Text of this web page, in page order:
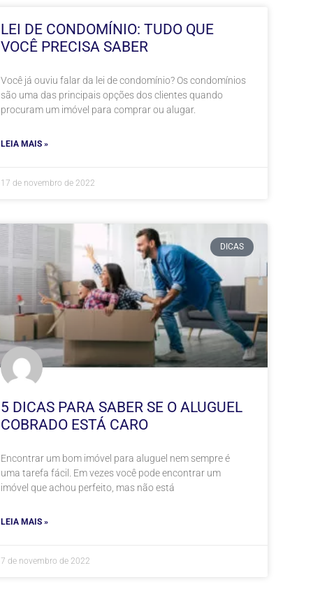
LEI DE CONDOMÍNIO: TUDO QUE
VOCÊ PRECISA SABER
Você já ouviu falar da lei de condomínio? Os condomínios
são uma das principais opções dos clientes quando
procuram um imóvel para comprar ou alugar.
LEIA MAIS »
17 de novembro de 2022
DICAS
5 DICAS PARA SABER SE O ALUGUEL
COBRADO ESTÁ CARO
Encontrar um bom imóvel para aluguel nem sempre é
uma tarefa fácil. Em vezes você pode encontrar um
imóvel que achou perfeito, mas não está
LEIA MAIS »
7 de novembro de 2022